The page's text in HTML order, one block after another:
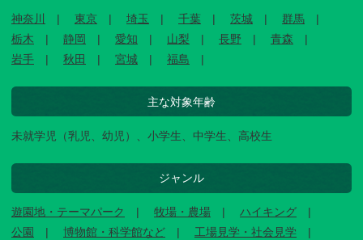
神奈川 東京 埼玉 千葉 茨城
群馬
栃木
静岡 愛知 山梨 長野
青森
岩手
秋田 宮城 福島
主な対象年齢
未就学児（乳児、幼児）、小学生、中学生、高校生
ジャンル
遊園地・テーマパーク 牧場・農場
ハイキング
公園
博物館・科学館など
工場見学・社会見学